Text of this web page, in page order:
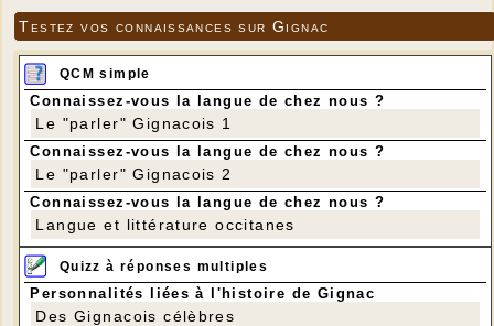
Testez vos connaissances sur Gignac
QCM simple
Connaissez-vous la langue de chez nous ?
Le "parler" Gignacois 1
Connaissez-vous la langue de chez nous ?
Le "parler" Gignacois 2
Connaissez-vous la langue de chez nous ?
Langue et littérature occitanes
Quizz à réponses multiples
Personnalités liées à l'histoire de Gignac
Des Gignacois célèbres